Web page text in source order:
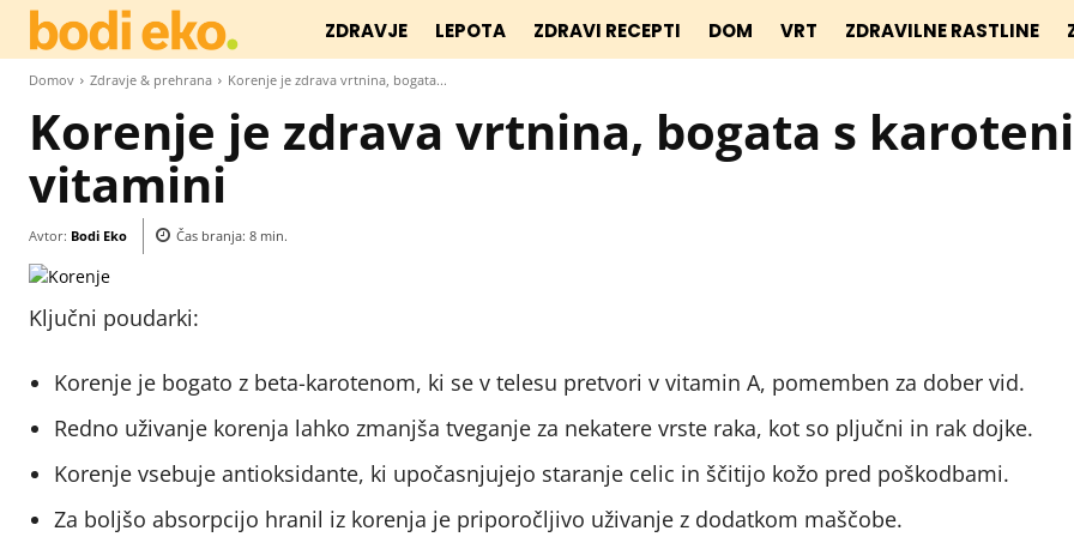
ZDRAVJE LEPOTA ZDRAVI RECEPTI DOM VRT ZDRAVILNE RASTLINE
Domov Zdravje & prehrana Korenje je zdrava vrtnina, bogata...
Korenje je zdrava vrtnina, bogata s
vitamini
Avtor: Bodi Eko Čas branja: 8 min.
Ključni poudarki:
Korenje je bogato z beta-karotenom, ki se v telesu pretvori v vitamin A, pomemben za dober vid.
Redno uživanje korenja lahko zmanjša tveganje za nekatere vrste raka, kot so pljučni in rak dojke.
Korenje vsebuje antioksidante, ki upočasnjujejo staranje celic in ščitijo kožo pred poškodbami.
Za boljšo absorpcijo hranil iz korenja je priporočljivo uživanje z dodatkom maščobe.